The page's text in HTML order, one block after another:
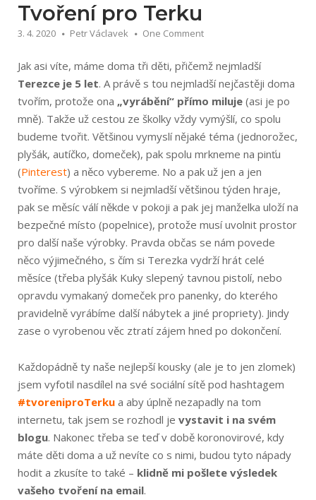
Tvoření pro Terku
3. 4. 2020 Petr Václavek One Comment
Jak asi víte, máme doma tři děti, přičemž nejmladší
Terezce je 5 let. A právě s tou nejmladší nejčastěji doma
tvořím, protože ona „vyrábění“ přímo miluje (asi je po
mně). Takže už cestou ze školky vždy vymýšlí, co spolu
budeme tvořit. Většinou vymyslí nějaké téma (jednorožec,
plyšák, autíčko, domeček), pak spolu mrkneme na pinťu
(Pinterest) a něco vybereme. No a pak už jen a jen
tvoříme. S výrobkem si nejmladší většinou týden hraje,
pak se měsíc válí někde v pokoji a pak jej manželka uloží na
bezpečné místo (popelnice), protože musí uvolnit prostor
pro další naše výrobky. Pravda občas se nám povede
něco výjimečného, s čím si Terezka vydrží hrát celé
měsíce (třeba plyšák Kuky slepený tavnou pistolí, nebo
opravdu vymakaný domeček pro panenky, do kterého
pravidelně vyrábíme další nábytek a jiné propriety). Jindy
zase o vyrobenou věc ztratí zájem hned po dokončení.
Každopádně ty naše nejlepší kousky (ale je to jen zlomek)
jsem vyfotil nasdílel na své sociální sítě pod hashtagem
#tvoreniproTerku a aby úplně nezapadly na tom
internetu, tak jsem se rozhodl je vystavit i na svém
blogu. Nakonec třeba se teď v době koronovirové, kdy
máte děti doma a už nevíte co s nimi, budou tyto nápady
hodit a zkusíte to také – klidně mi pošlete výsledek
vašeho tvoření na email.